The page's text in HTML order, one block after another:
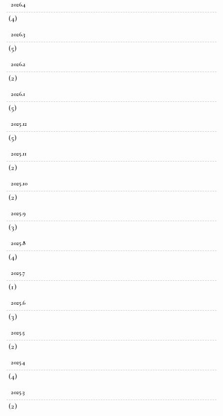
2026.4
(4)
2026.3
(5)
2026.2
(2)
2026.1
(5)
2025.12
(5)
2025.11
(2)
2025.10
(2)
2025.9
(3)
2025.8
(4)
2025.7
(1)
2025.6
(3)
2025.5
(2)
2025.4
(4)
2025.3
(2)